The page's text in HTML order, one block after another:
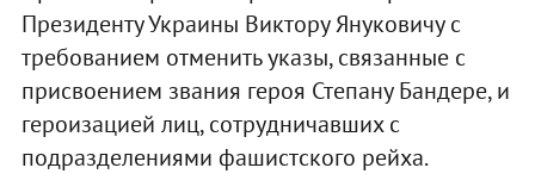
Президенту Украины Виктору Януковичу с
требованием отменить указы, связанные с
присвоением звания героя Степану Бандере, и
героизацией лиц, сотрудничавших с
подразделениями фашистского рейха.